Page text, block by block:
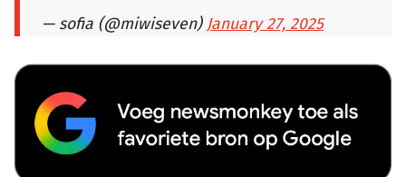
— sofia (@miwiseven) January 27, 2025